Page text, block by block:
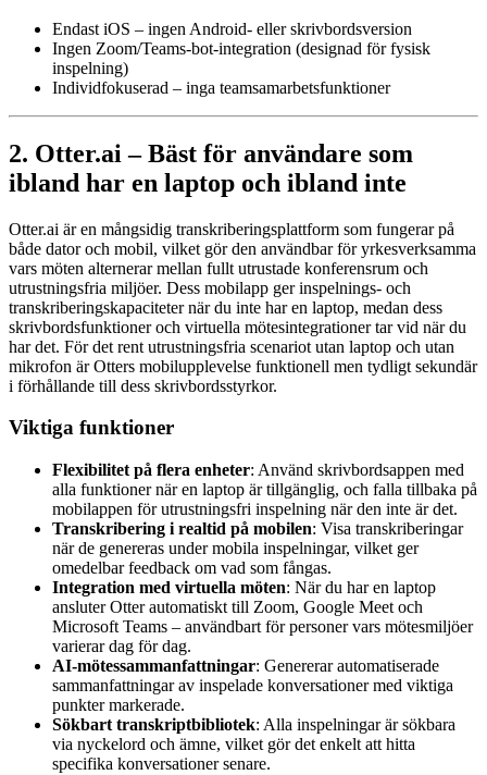
Endast iOS – ingen Android- eller skrivbordsversion
Ingen Zoom/Teams-bot-integration (designad för fysisk
inspelning)
Individfokuserad – inga teamsamarbetsfunktioner
2. Otter.ai – Bäst för användare som
ibland har en laptop och ibland inte
Otter.ai är en mångsidig transkriberingsplattform som fungerar på
både dator och mobil, vilket gör den användbar för yrkesverksamma
vars möten alternerar mellan fullt utrustade konferensrum och
utrustningsfria miljöer. Dess mobilapp ger inspelnings- och
transkriberingskapaciteter när du inte har en laptop, medan dess
skrivbordsfunktioner och virtuella mötesintegrationer tar vid när du
har det. För det rent utrustningsfria scenariot utan laptop och utan
mikrofon är Otters mobilupplevelse funktionell men tydligt sekundär
i förhållande till dess skrivbordsstyrkor.
Viktiga funktioner
Flexibilitet på flera enheter: Använd skrivbordsappen med
alla funktioner när en laptop är tillgänglig, och falla tillbaka på
mobilappen för utrustningsfri inspelning när den inte är det.
Transkribering i realtid på mobilen: Visa transkriberingar
när de genereras under mobila inspelningar, vilket ger
omedelbar feedback om vad som fångas.
Integration med virtuella möten: När du har en laptop
ansluter Otter automatiskt till Zoom, Google Meet och
Microsoft Teams – användbart för personer vars mötesmiljöer
varierar dag för dag.
AI-mötessammanfattningar: Genererar automatiserade
sammanfattningar av inspelade konversationer med viktiga
punkter markerade.
Sökbart transkriptbibliotek: Alla inspelningar är sökbara
via nyckelord och ämne, vilket gör det enkelt att hitta
specifika konversationer senare.